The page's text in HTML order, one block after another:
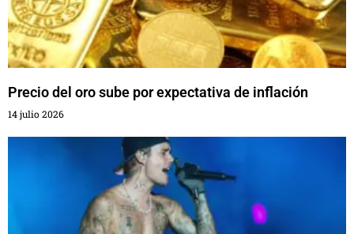
Precio del oro sube por expectativa de inflación
14 julio 2026